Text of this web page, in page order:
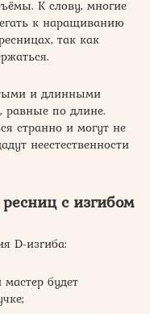
К слову, многие
к наращиванию
так как
и длинными
равные по длине.
странно и могут не
неестественности
с изгибом
D-изгиба:
будет